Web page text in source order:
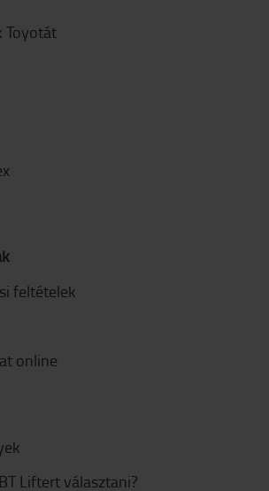
Toyotát
feltételek
online
Liftert választani?